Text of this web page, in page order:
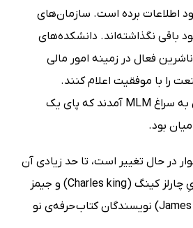
اطلاعات برده است. سازمان‌های
باقی نگذاشته‌اند. دانشکده‌های
ناشرین فعال در زمینه امور مالی
را با موفقیت اعلام کنند.
رسانه‌های معروف وقتی به سراغ MLM آمدند که پای یک
بود.
در حال تغییر است، تا حد زیادی آن
را مدیون تلاش‌های فردیِ چارلز کینگ (Charles king) و جیمز
رابینسن (James W Robinson) نویسندگان کتاب حرفه‌ی نو